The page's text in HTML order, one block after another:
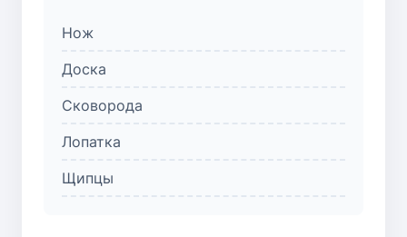
Нож
Доска
Сковорода
Лопатка
Щипцы